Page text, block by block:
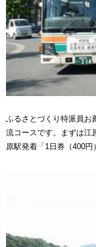
ふるさとづくり特派員
流コースです。まずは
原駅発着「1日券（400円